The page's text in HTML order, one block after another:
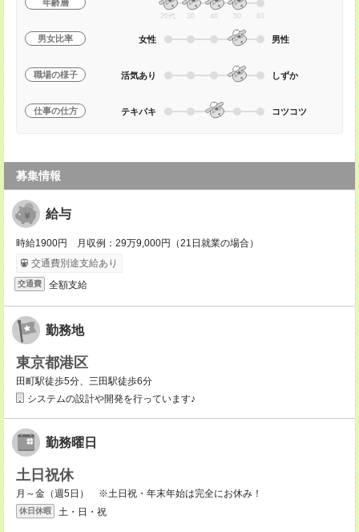
年齢層
20代 30 40 50 60
男女比率 女性 男性
職場の様子 活気あり しずか
仕事の仕方 テキパキ コツコツ
募集情報
給与
時給1900円 月収例：29万9,000円（21日就業の場合）
交通費別途支給あり
交通費 全額支給
勤務地
東京都港区
田町駅徒歩5分、三田駅徒歩6分
システムの設計や開発を行っています♪
勤務曜日
土日祝休
月～金（週5日） ※土日祝・年末年始は完全にお休み！
休日休暇 土・日・祝